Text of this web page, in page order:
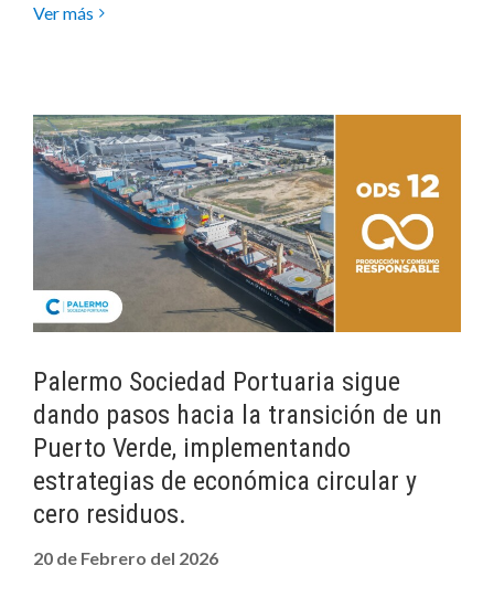
Ver más
Palermo Sociedad Portuaria sigue
dando pasos hacia la transición de un
Puerto Verde, implementando
estrategias de económica circular y
cero residuos.
20 de Febrero del 2026